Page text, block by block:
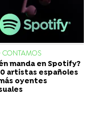
CONTAMOS
manda en Spotify?
artistas españoles
oyentes